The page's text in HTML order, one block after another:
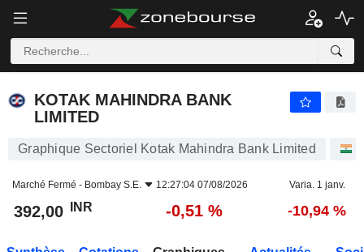
KOTAK MAHINDRA BANK
LIMITED
Graphique Sectoriel Kotak Mahindra Bank Limited
Marché Fermé - Bombay S.E. 12:27:04 07/08/2026 Varia. 1 janv.
392,00 INR -0,51 % -10,94 %